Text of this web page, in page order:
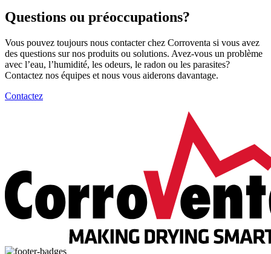
Questions ou préoccupations?
Vous pouvez toujours nous contacter chez Corroventa si vous avez
des questions sur nos produits ou solutions. Avez-vous un problème
avec l’eau, l’humidité, les odeurs, le radon ou les parasites?
Contactez nos équipes et nous vous aiderons davantage.
Contactez